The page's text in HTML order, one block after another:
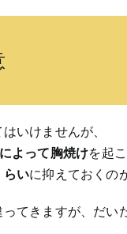
いけませんが、
よって胸焼けを起
らいに抑えておくの
てきますが、だい